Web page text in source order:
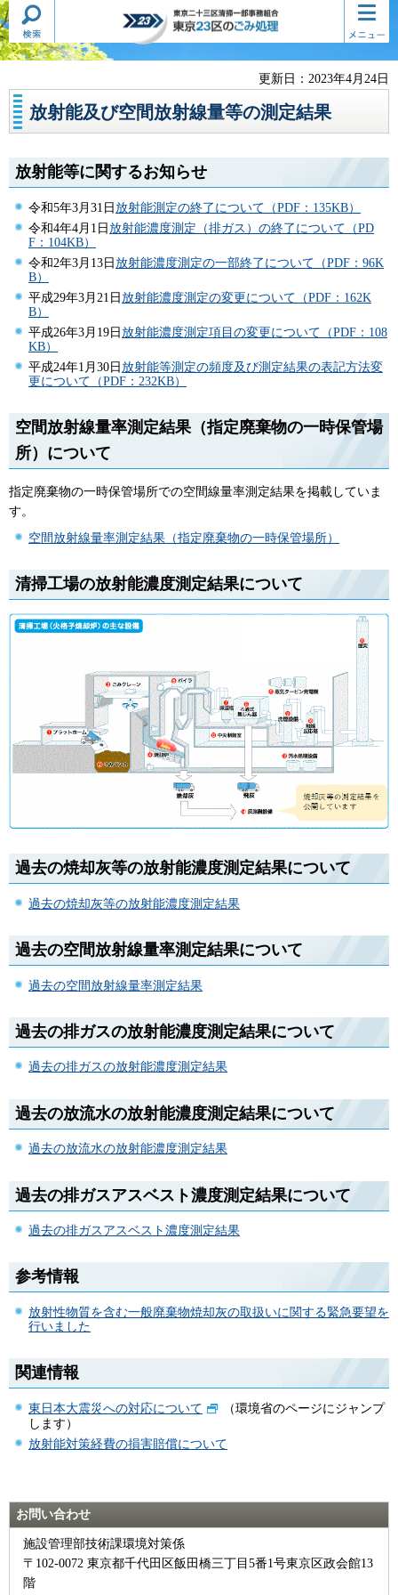
東京二十三区清掃一部事務組合
東京23区のごみ処理
検索・
共通メ
ニュー
コンテ
ンツメ
ニュー
更新日：2023年4月24日
放射能及び空間放射線量等の測定結果
放射能等に関するお知らせ
令和5年3月31日 放射能測定の終了について（PDF：135KB）
令和4年4月1日 放射能濃度測定（排ガス）の終了について（PD
F：104KB）
令和2年3月13日 放射能濃度測定の一部終了について（PDF：96K
B）
平成29年3月21日 放射能濃度測定の変更について（PDF：162K
B）
平成26年3月19日 放射能濃度測定項目の変更について（PDF：108
KB）
平成24年1月30日 放射能等測定の頻度及び測定結果の表記方法変
更について（PDF：232KB）
空間放射線量率測定結果（指定廃棄物の一時保管場
所）について
指定廃棄物の一時保管場所での空間線量率測定結果を掲載していま
す。
空間放射線量率測定結果（指定廃棄物の一時保管場所）
清掃工場の放射能濃度測定結果について
過去の焼却灰等の放射能濃度測定結果について
過去の焼却灰等の放射能濃度測定結果
過去の空間放射線量率測定結果について
過去の空間放射線量率測定結果
過去の排ガスの放射能濃度測定結果について
過去の排ガスの放射能濃度測定結果
過去の放流水の放射能濃度測定結果について
過去の放流水の放射能濃度測定結果
過去の排ガスアスベスト濃度測定結果について
過去の排ガスアスベスト濃度測定結果
参考情報
放射性物質を含む一般廃棄物焼却灰の取扱いに関する緊急要望を
行いました
関連情報
東日本大震災への対応について
（環境省のページにジャンプ
します）
放射能対策経費の損害賠償について
お問い合わせ
施設管理部技術課環境対策係
〒102-0072 東京都千代田区飯田橋三丁目5番1号東京区政会館13
階